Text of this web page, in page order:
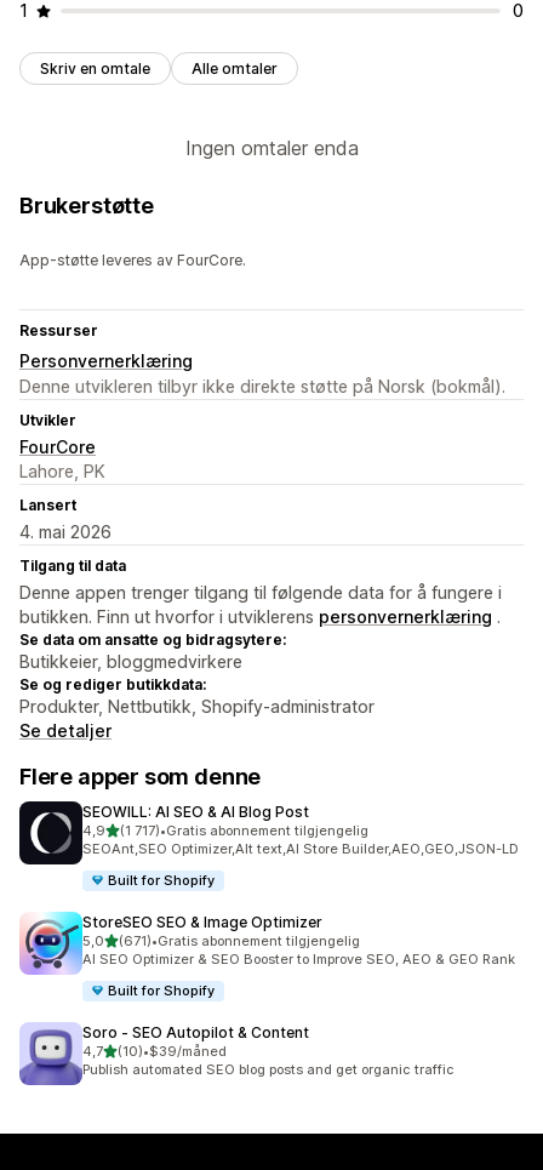
1 0
Skriv en omtale Alle omtaler
Ingen omtaler enda
Brukerstøtte
App-støtte leveres av FourCore.
Ressurser
Personvernerklæring
Denne utvikleren tilbyr ikke direkte støtte på Norsk (bokmål).
Utvikler
FourCore
Lahore, PK
Lansert
4. mai 2026
Tilgang til data
Denne appen trenger tilgang til følgende data for å fungere i
butikken. Finn ut hvorfor i utviklerens personvernerklæring .
Se data om ansatte og bidragsytere:
Butikkeier, bloggmedvirkere
Se og rediger butikkdata:
Produkter, Nettbutikk, Shopify-administrator
Se detaljer
Flere apper som denne
SEOWILL: AI SEO & AI Blog Post
4,9av 5 stjerner
(1 717)
Totalt 1717 omtaler
•Gratis abonnement tilgjengelig
SEOAnt,SEO Optimizer,Alt text,AI Store Builder,AEO,GEO,JSON-LD
Built for Shopify
StoreSEO SEO & Image Optimizer
5,0av 5 stjerner
(671)
Totalt 671 omtaler
•Gratis abonnement tilgjengelig
AI SEO Optimizer & SEO Booster to Improve SEO, AEO & GEO Rank
Built for Shopify
Soro ‑ SEO Autopilot & Content
4,7av 5 stjerner
(10)
Totalt 10 omtaler
•$39/måned
Publish automated SEO blog posts and get organic traffic